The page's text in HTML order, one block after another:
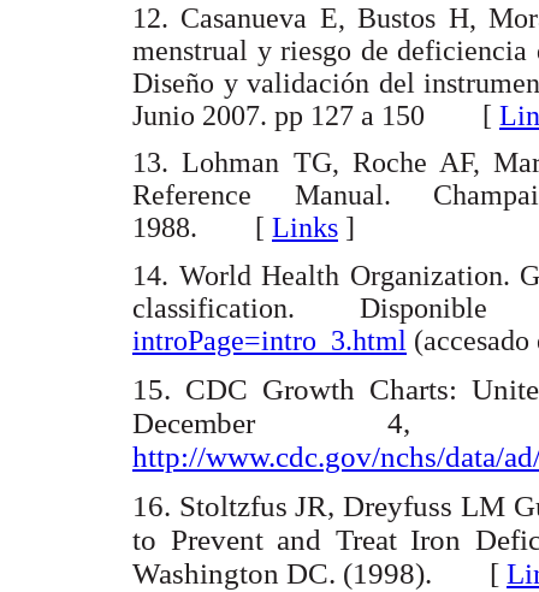
12. Casanueva E, Bustos H,
menstrual y riesgo de
Diseño y validación del
Junio 2007. pp 127 a 150 [
13. Lohman TG, Roche AF,
Reference Manual.
1988. [ Links ]
14. World Health Organization.
classification.
introPage=intro_3.html
15. CDC Growth Charts:
December 4,
http://www.cdc.gov/nchs/data/
16. Stoltzfus JR, Dreyfuss LM
to Prevent and Treat Iron
Washington DC. (1998). [